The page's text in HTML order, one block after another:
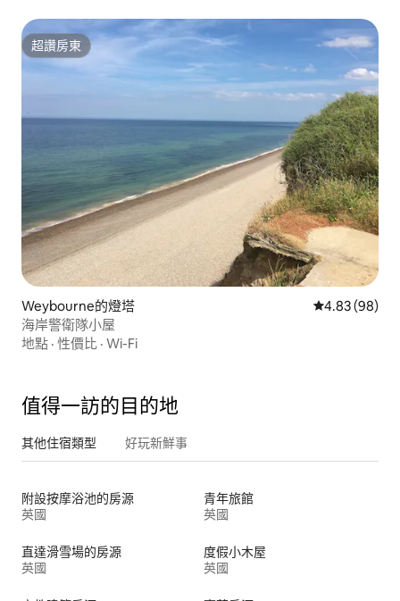
超讚房東
超讚房東
Weybourne的燈塔 從 98 則評價
4.83 (98)
海岸警衛隊小屋
地點 · 性價比 · Wi-Fi
值得一訪的目的地
其他住宿類型 好玩新鮮事
附設按摩浴池的房源
英國
青年旅館
英國
直達滑雪場的房源
英國
度假小木屋
英國